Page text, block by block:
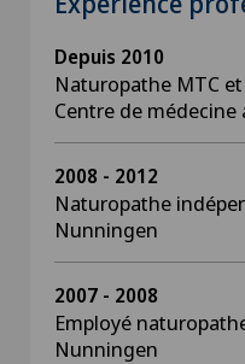
Depuis 2010
Naturopathe MTC
Centre de
2008 - 2012
Naturopathe
Nunningen
2007 - 2008
Employé
Nunningen